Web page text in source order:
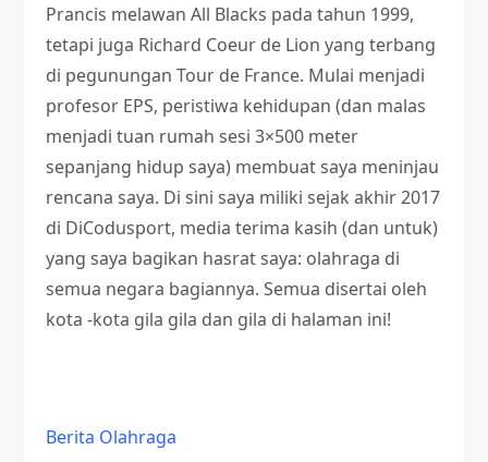
Prancis melawan All Blacks pada tahun 1999,
tetapi juga Richard Coeur de Lion yang terbang
di pegunungan Tour de France. Mulai menjadi
profesor EPS, peristiwa kehidupan (dan malas
menjadi tuan rumah sesi 3×500 meter
sepanjang hidup saya) membuat saya meninjau
rencana saya. Di sini saya miliki sejak akhir 2017
di DiCodusport, media terima kasih (dan untuk)
yang saya bagikan hasrat saya: olahraga di
semua negara bagiannya. Semua disertai oleh
kota -kota gila gila dan gila di halaman ini!
Berita Olahraga